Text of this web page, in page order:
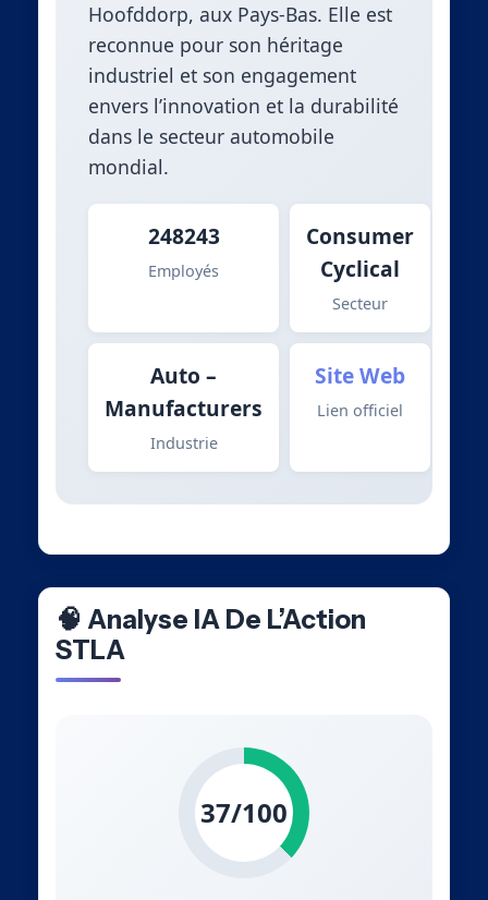
Hoofddorp, aux Pays-Bas. Elle est
reconnue pour son héritage
industriel et son engagement
envers l’innovation et la durabilité
dans le secteur automobile
mondial.
248243
Employés
Consumer
Cyclical
Secteur
Auto –
Manufacturers
Industrie
Site Web
Lien officiel
🧠 Analyse IA De L’Action
STLA
37/100